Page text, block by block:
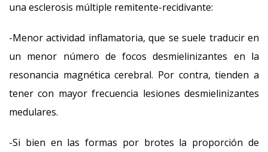
una esclerosis múltiple remitente-recidivante:
-Menor actividad inflamatoria, que se suele traducir en
un menor número de focos desmielinizantes en la
resonancia magnética cerebral. Por contra, tienden a
tener con mayor frecuencia lesiones desmielinizantes
medulares.
-Si bien en las formas por brotes la proporción de